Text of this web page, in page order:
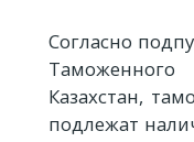
Согласно
Казахстан,
подлежат